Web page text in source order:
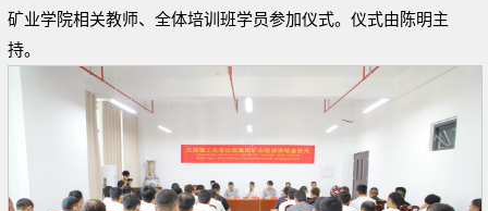
矿业学院相关教师、全体培训班学员参加仪式。仪式由陈明主
持。